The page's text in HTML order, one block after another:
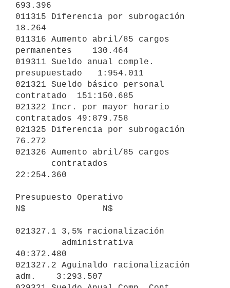
693.396
011315 Diferencia por subrogación
18.264
011316 Aumento abril/85 cargos
permanentes    130.464
019311 Sueldo anual comple.
presupuestado   1:954.011
021321 Sueldo básico personal
contratado  151:150.685
021322 Incr. por mayor horario
contratados 49:879.758
021325 Diferencia por subrogación
76.272
021326 Aumento abril/85 cargos
22:254.360
Presupuesto Operativo
N$               N$
021327.1 3,5% racionalización
40:372.480
021327.2 Aguinaldo racionalización
adm.    3:293.507